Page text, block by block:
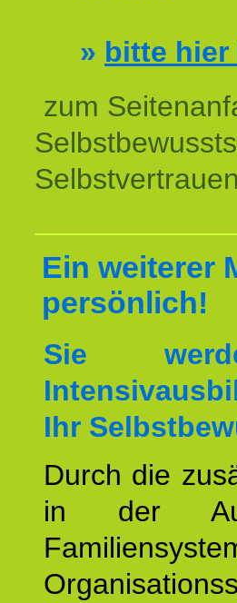
» bitte
zum
Ein weiterer
persönlich!
Sie
Ihr
Durch die
in der